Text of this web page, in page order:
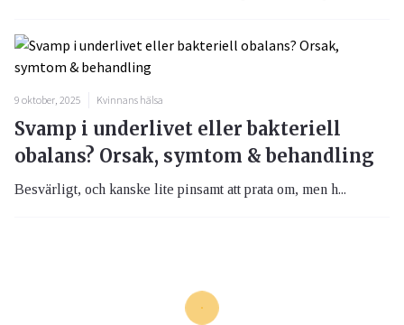
9 oktober, 2025 Kvinnans hälsa
Svamp i underlivet eller bakteriell
obalans? Orsak, symtom & behandling
Besvärligt, och kanske lite pinsamt att prata om, men h...